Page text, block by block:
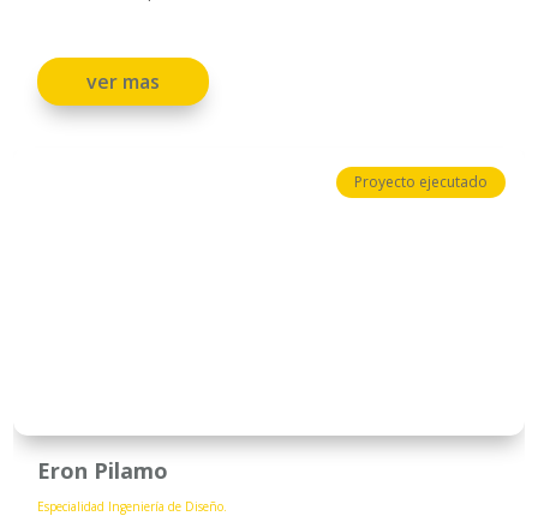
ver mas
Proyecto ejecutado
Eron Pilamo
Especialidad Ingeniería de Diseño.